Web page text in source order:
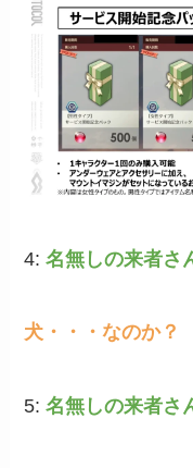
4:名無しの来者さ
犬・・・なのか？
5:名無しの来者さ